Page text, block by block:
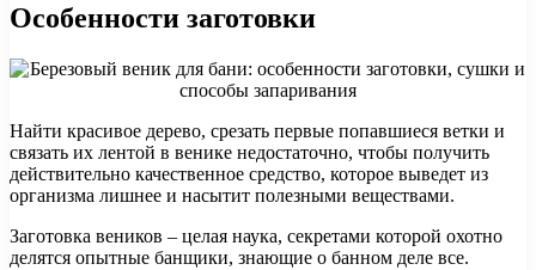
Особенности заготовки
Найти красивое дерево, срезать первые попавшиеся ветки и
связать их лентой в венике недостаточно, чтобы получить
действительно качественное средство, которое выведет из
организма лишнее и насытит полезными веществами.
Заготовка веников – целая наука, секретами которой охотно
делятся опытные банщики, знающие о банном деле все.